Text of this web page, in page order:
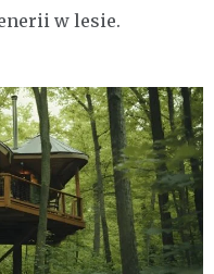
w lesie.